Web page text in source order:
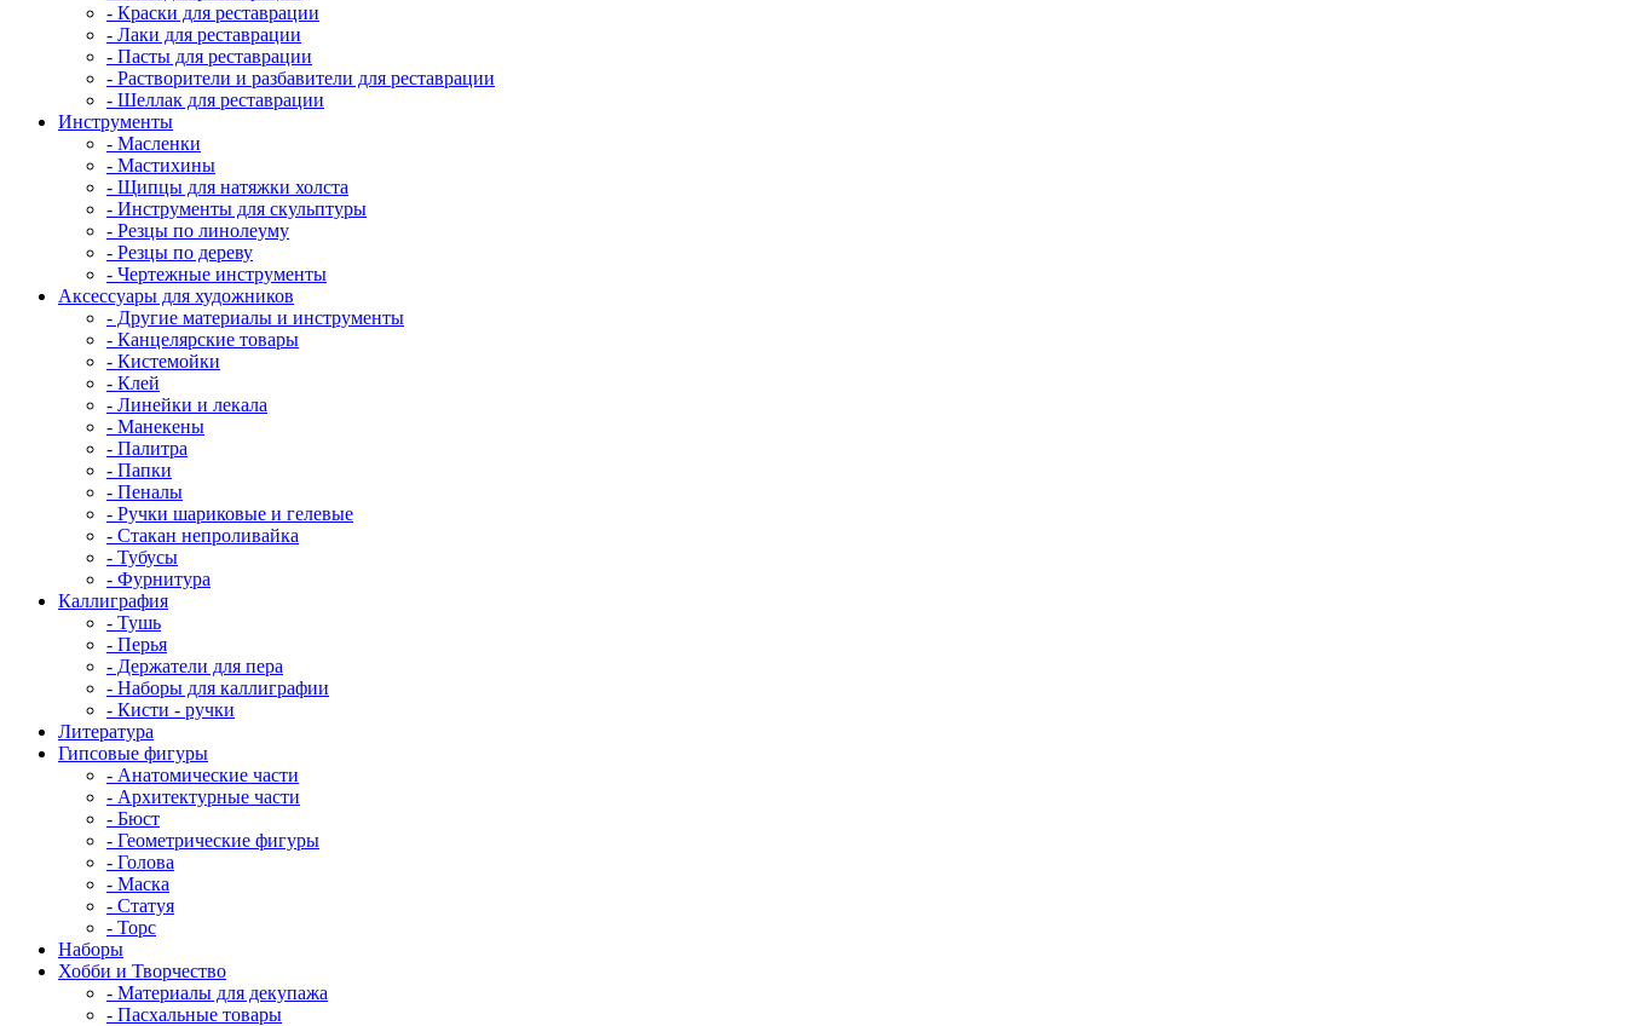
- Краски для реставрации
- Лаки для реставрации
- Пасты для реставрации
- Растворители и разбавители для реставрации
- Шеллак для реставрации
Инструменты
- Масленки
- Мастихины
- Щипцы для натяжки холста
- Инструменты для скульптуры
- Резцы по линолеуму
- Резцы по дереву
- Чертежные инструменты
Аксессуары для художников
- Другие материалы и инструменты
- Канцелярские товары
- Кистемойки
- Клей
- Линейки и лекала
- Манекены
- Палитра
- Папки
- Пеналы
- Ручки шариковые и гелевые
- Стакан непроливайка
- Тубусы
- Фурнитура
Каллиграфия
- Тушь
- Перья
- Держатели для пера
- Наборы для каллиграфии
- Кисти - ручки
Литература
Гипсовые фигуры
- Анатомические части
- Архитектурные части
- Бюст
- Геометрические фигуры
- Голова
- Маска
- Статуя
- Торс
Наборы
Хобби и Творчество
- Материалы для декупажа
- Пасхальные товары